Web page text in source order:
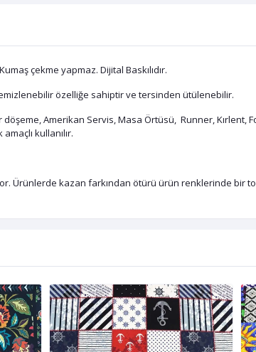
çekme yapmaz. Dijital Baskılıdır.
özelliğe sahiptir ve tersinden ütülenebilir.
döşeme, Amerikan Servis, Masa Örtüsü, Runner, Kırlent,
kullanılır.
Ürünlerde kazan farkından ötürü ürün renklerinde bir